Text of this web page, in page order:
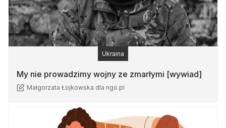
My nie prowadzimy wojny ze zmarłymi [wywiad]
Małgorzata Łojkowska dla ngo.pl
Ukraina